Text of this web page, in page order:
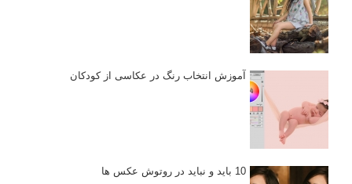
آموزش انتخاب رنگ در عکاسی از کودکان
10 باید و نباید در روتوش عکس ها